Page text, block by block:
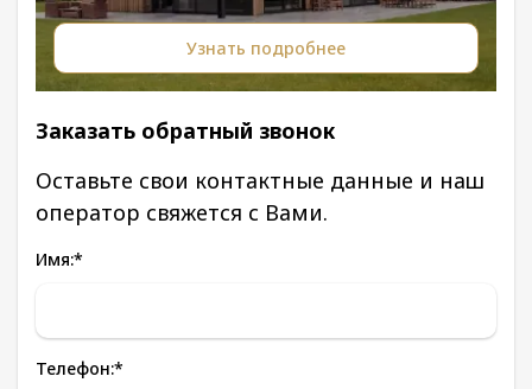
Узнать подробнее
Заказать обратный звонок
Оставьте свои контактные данные и наш
оператор свяжется с Вами.
Имя:*
Телефон:*